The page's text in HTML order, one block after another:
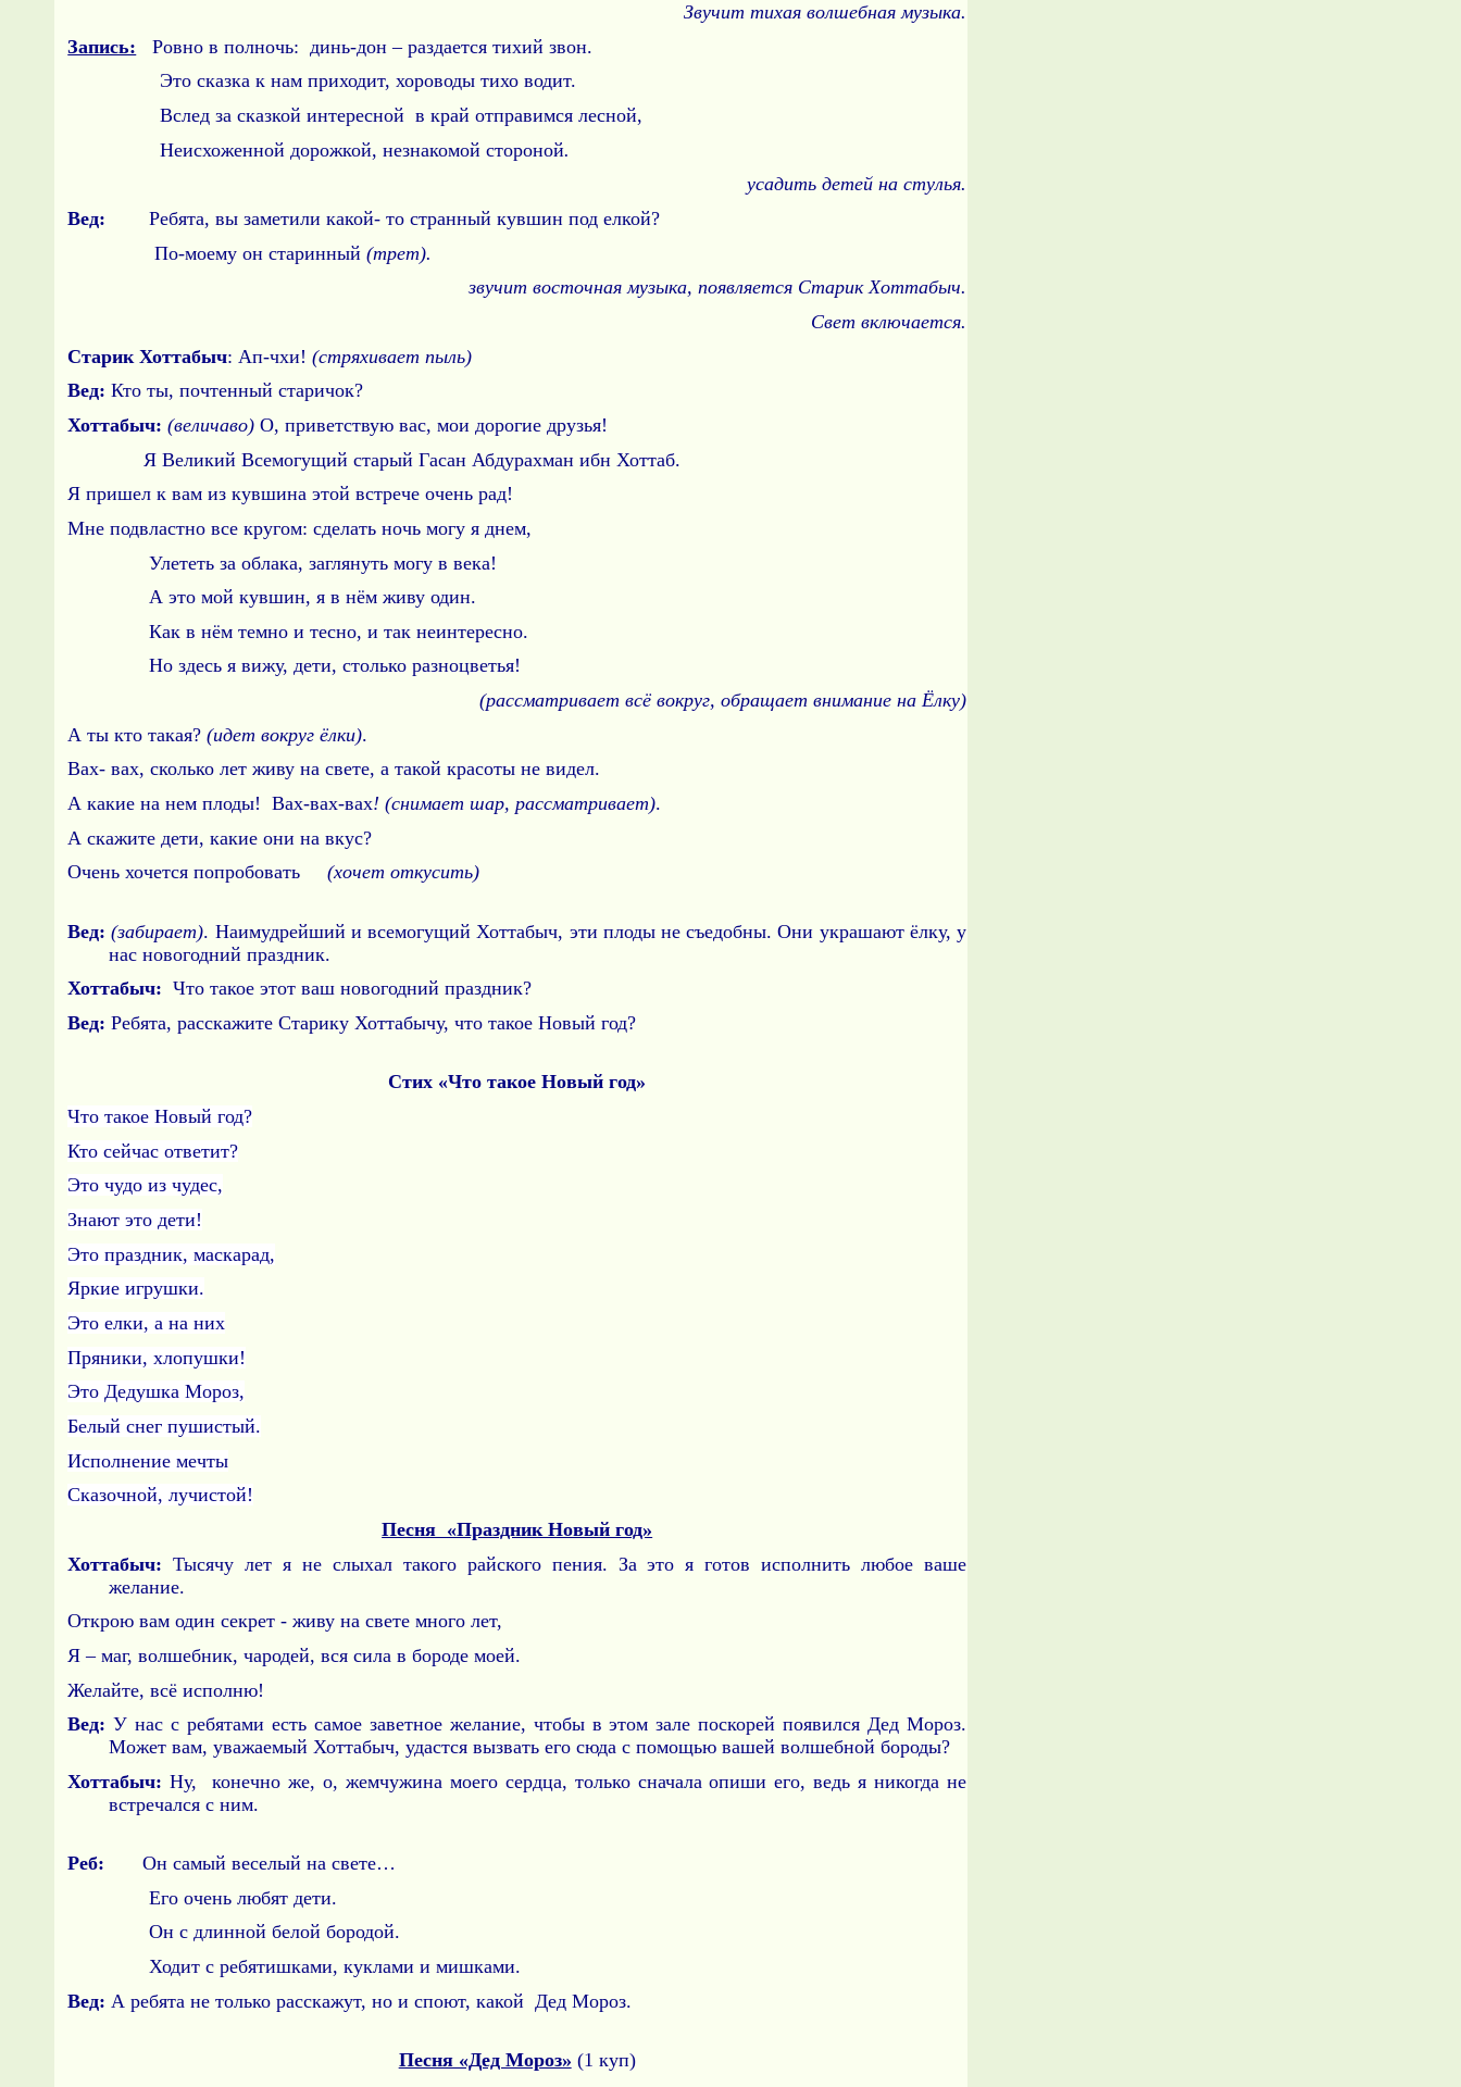
Звучит тихая волшебная музыка.
Запись:
Ровно в полночь: динь-дон – раздается тихий звон.
Это сказка к нам приходит, хороводы тихо водит.
Вслед за сказкой интересной в край отправимся лесной,
Неисхоженной дорожкой, незнакомой стороной.
усадить детей на стулья.
Вед: Ребята, вы заметили какой- то странный кувшин под елкой?
По-моему он старинный(трет).
звучит восточная музыка, появляется Старик Хоттабыч.
Свет включается.
Старик Хоттабыч: Ап-чхи!(стряхивает пыль)
Вед: Кто ты, почтенный старичок?
Хоттабыч:(величаво)О, приветствую вас, мои дорогие друзья!
Я Великий Всемогущий старый Гасан Абдурахман ибн Хоттаб.
Я пришел к вам из кувшина этой встрече очень рад!
Мне подвластно все кругом: сделать ночь могу я днем,
Улететь за облака, заглянуть могу в века!
А это мой кувшин, я в нём живу один.
Как в нём темно и тесно, и так неинтересно.
Но здесь я вижу, дети, столько разноцветья!
(рассматривает всё вокруг, обращает внимание на Ёлку)
А ты кто такая?(идет вокруг ёлки).
Вах- вах, сколько лет живу на свете, а такой красоты не видел.
А какие на нем плоды! Вах-вах-вах! (снимает шар, рассматривает).
А скажите дети, какие они на вкус?
Очень хочется попробовать(хочет откусить)
Вед:(забирает). Наимудрейший и всемогущий Хоттабыч, эти плоды не съедобны. Они украшают ёлку, у
нас новогодний праздник.
Хоттабыч:Что такое этот ваш новогодний праздник?
Вед: Ребята, расскажите Старику Хоттабычу, что такое Новый год?
Стих «Что такое Новый год»
Что такое Новый год?
Кто сейчас ответит?
Это чудо из чудес,
Знают это дети!
Это праздник, маскарад,
Яркие игрушки.
Это елки, а на них
Пряники, хлопушки!
Это Дедушка Мороз,
Белый снег пушистый.
Исполнение мечты
Сказочной, лучистой!
Песня «Праздник Новый год»
Хоттабыч:Тысячу лет я не слыхал такого райского пения. За это я готов исполнить любое ваше
желание.
Открою вам один секрет - живу на свете много лет,
Я – маг, волшебник, чародей, вся сила в бороде моей.
Желайте, всё исполню!
Вед: У нас с ребятами есть самое заветное желание, чтобы в этом зале поскорей появился Дед Мороз.
Может вам, уважаемый Хоттабыч, удастся вызвать его сюда с помощью вашей волшебной бороды?
Хоттабыч: Ну, конечно же, о, жемчужина моего сердца, только сначала опиши его, ведь я никогда не
встречался с ним.
Реб: Он самый веселый на свете…
Его очень любят дети.
Он с длинной белой бородой.
Ходит с ребятишками, куклами и мишками.
Вед: А ребята не только расскажут, но и споют, какой Дед Мороз.
Песня «Дед Мороз» (1 куп)